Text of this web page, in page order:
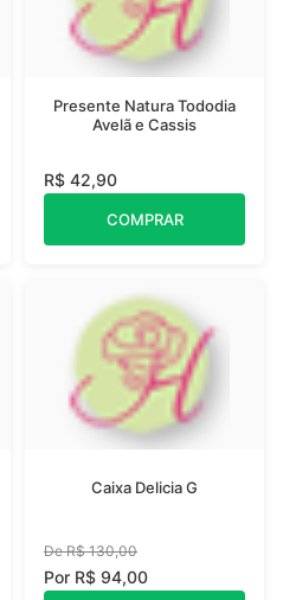
Presente Natura Tododia
Avelã e Cassis
R$ 42,90
COMPRAR
Caixa Delicia G
De R$ 130,00
Por R$ 94,00